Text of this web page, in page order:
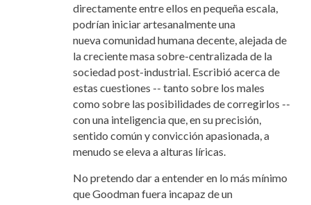
directamente entre ellos en pequeña escala,
podrían iniciar artesanalmente una
nueva comunidad humana decente, alejada de
la creciente masa sobre-centralizada de la
sociedad post-industrial. Escribió acerca de
estas cuestiones -- tanto sobre los males
como sobre las posibilidades de corregirlos --
con una inteligencia que, en su precisión,
sentido común y convicción apasionada, a
menudo se eleva a alturas líricas.
No pretendo dar a entender en lo más mínimo
que Goodman fuera incapaz de un